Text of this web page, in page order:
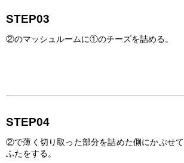
STEP03
②のマッシュルームに①のチーズを詰める。
STEP04
②で薄く切り取った部分を詰めた側にかぶせて
ふたをする。